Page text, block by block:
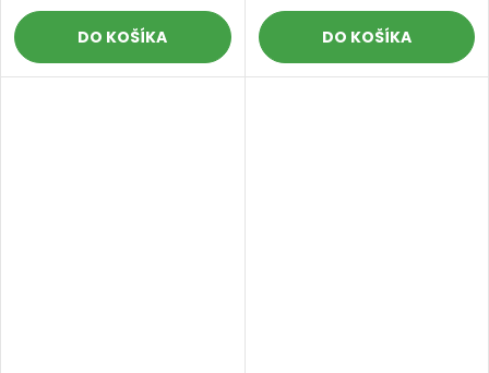
DO KOŠÍKA DO KOŠÍKA